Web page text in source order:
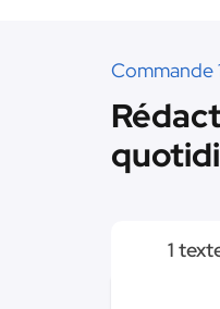
Commande
1